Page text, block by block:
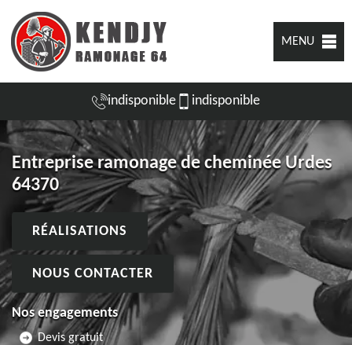
MENU
indisponible indisponible
Entreprise ramonage de cheminée Urdes
64370
RÉALISATIONS
NOUS CONTACTER
Nos engagements
Devis gratuit